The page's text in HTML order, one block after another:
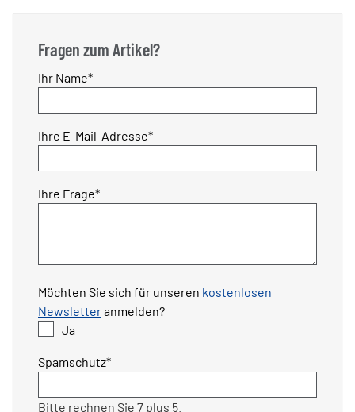
Fragen zum Artikel?
Pflichtfeld
Ihr Name*
Pflichtfeld
Ihre E-Mail-Adresse*
Pflichtfeld
Ihre Frage*
Möchten Sie sich für unseren kostenlosen
Newsletteranmelden?
Ja
Pflichtfeld
Spamschutz*
Bitte rechnen Sie 7 plus 5.